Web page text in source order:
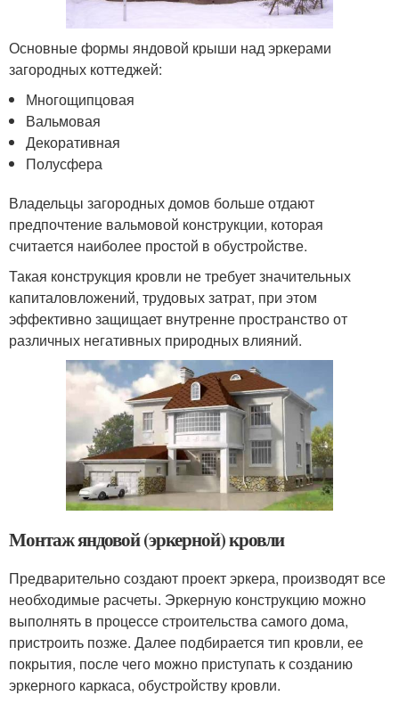
Основные формы яндовой крыши над эркерами
загородных коттеджей:
Многощипцовая
Вальмовая
Декоративная
Полусфера
Владельцы загородных домов больше отдают
предпочтение вальмовой конструкции, которая
считается наиболее простой в обустройстве.
Такая конструкция кровли не требует значительных
капиталовложений, трудовых затрат, при этом
эффективно защищает внутренне пространство от
различных негативных природных влияний.
Монтаж яндовой (эркерной) кровли
Предварительно создают проект эркера, производят все
необходимые расчеты. Эркерную конструкцию можно
выполнять в процессе строительства самого дома,
пристроить позже. Далее подбирается тип кровли, ее
покрытия, после чего можно приступать к созданию
эркерного каркаса, обустройству кровли.